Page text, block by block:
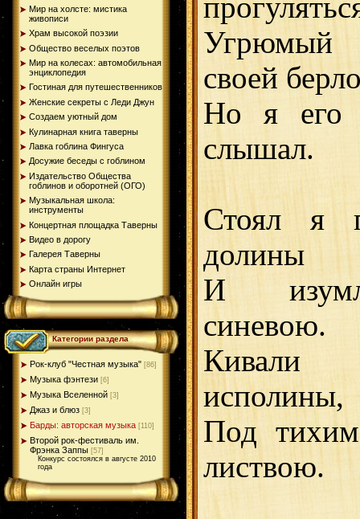
Мир на холсте: мистика
живописи
Храм высокой поэзии
Общество веселых поэтов
Мир на колесах: автомобильная
энциклопедия
Гостиная для путешественников
Женские секреты с Леди Джун
Создаем уютный дом
Кулинарная книга таверны
Лавка гоблина Фингуса
Досужие беседы с гоблином
Издательство Общества
гоблинов и оборотней (ОГО)
Музыкальная школа:
инструменты
Концертная площадка Таверны
Видео в дорогу
Галерея Таверны
Карта страны Интернет
Онлайн игры
Категории раздела
Рок-клуб "Честная музыка" [86]
Музыка фэнтези [6]
Музыка Вселенной [3]
Джаз и блюз [3]
Барды: авторская музыка [110]
Второй рок-фестиваль им.
Фрэнка Заппы [57]
Конкурс состоялся в августе 2010
года
Угрюмый
своей
Но я его
слышал.
Стоял я
долины
И
синевою.
Кивали
исполины,
Под
листвою.